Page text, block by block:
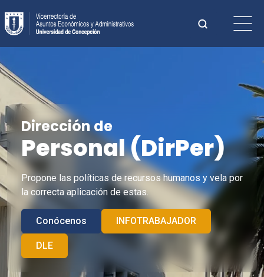
al
contenido
Buscar:
Cuando
Dirección de
Personal (DirPer)
Propone las políticas de recursos humanos y vela por
la correcta aplicación de estas.
Conócenos INFOTRABAJADOR
DLE